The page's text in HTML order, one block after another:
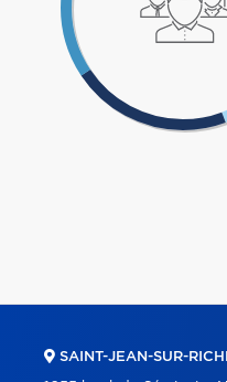
SAINT-JEAN-SUR-